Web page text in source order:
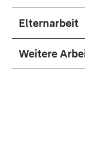
Elternarbeit
Weitere